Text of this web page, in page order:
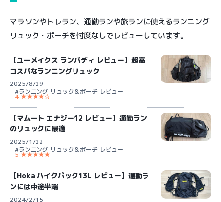
マラソンやトレラン、通勤ランや旅ランに使えるランニング
リュック・ポーチを忖度なしでレビューしています。
【ユーメイクス ランバディ レビュー】超高
コスパなランニングリュック
2025/8/29
#ランニング リュック＆ポーチ レビュー
4 ★★★★☆
【マムート エナジー12 レビュー】通勤ラン
のリュックに最適
2025/1/22
#ランニング リュック＆ポーチ レビュー
5 ★★★★★
【Hoka ハイクパック13L レビュー】通勤ラ
ンには中途半端
2024/2/15